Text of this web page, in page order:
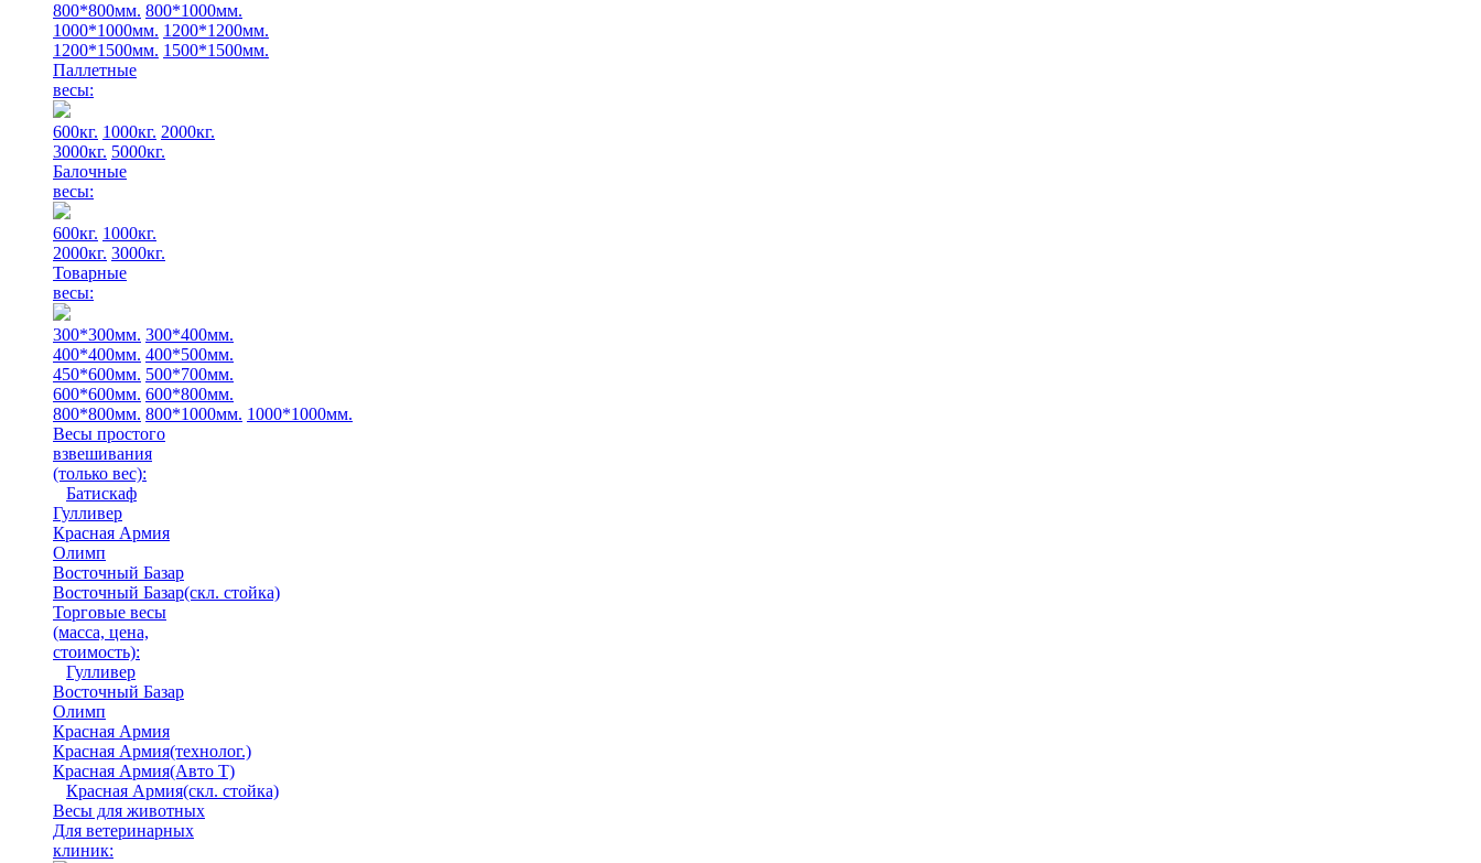
800*800мм. 800*1000мм.
1000*1000мм. 1200*1200мм.
1200*1500мм. 1500*1500мм.
Паллетные
весы:
600кг. 1000кг. 2000кг.
3000кг. 5000кг.
Балочные
весы:
600кг. 1000кг.
2000кг. 3000кг.
Товарные
весы:
300*300мм. 300*400мм.
400*400мм. 400*500мм.
450*600мм. 500*700мм.
600*600мм. 600*800мм.
800*800мм. 800*1000мм. 1000*1000мм.
Весы простого
взвешивания
(только вес):
Батискаф
Гулливер
Красная Армия
Олимп
Восточный Базар
Восточный Базар(скл. стойка)
Торговые весы
(масса, цена,
стоимость):
Гулливер
Восточный Базар
Олимп
Красная Армия
Красная Армия(технолог.)
Красная Армия(Авто Т)
Красная Армия(скл. стойка)
Весы для животных
Для ветеринарных
клиник: